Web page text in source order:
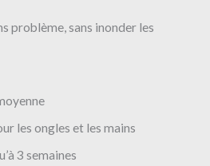
problème, sans inonder les
les ongles et les mains
3 semaines